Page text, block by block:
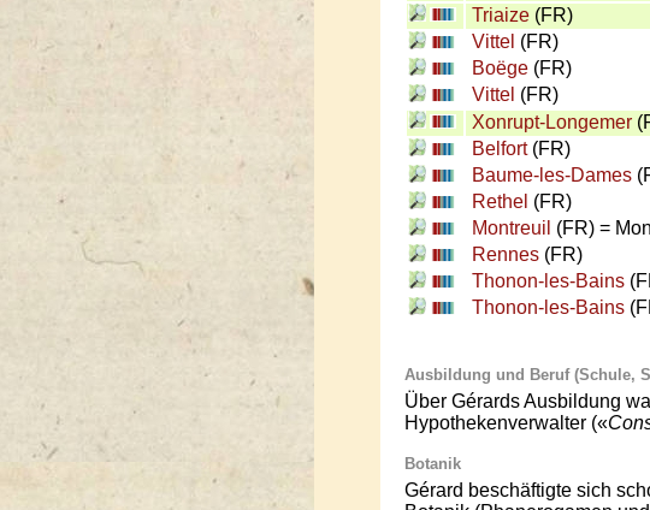
Triaize (FR)
Vittel (FR)
Boëge (FR)
Vittel (FR)
Xonrupt-Longemer
Belfort(FR)
Baume-les-Dames
Rethel (FR)
Montreuil (FR) =
Rennes (FR)
Thonon-les-Bains
Thonon-les-Bains
Ausbildung und Beruf (Schule,
Über Gérards Ausbildung
Hypothekenverwalter («
Botanik
Gérard beschäftigte sich